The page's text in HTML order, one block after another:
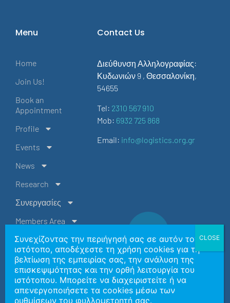
Menu
Home
Join Us!
Book an
Appointment
Profile
Events
News
Research
Συνεργασίες
Members Area
Contact Us
EL
Contact Us
Διεύθυνση Αλληλογραφίας:
Κυδωνιών 9 , Θεσσαλονίκη,
54655
Tel: 2310 567 910
Mob: 6932 725 868
Email: info@logistics.org.gr
Copyright 2026 | Ελληνική Εταιρεία Logistics Βορείου
Ελλάδος
Συνεχίζοντας την περιήγησή σας σε αυτόν τον
ιστότοπο, αποδέχεστε τη χρήση cookies για τη
βελτίωση της εμπειρίας σας, την ανάλυση της
επισκεψιμότητας και την ορθή λειτουργία του
ιστότοπου. Μπορείτε να διαχειριστείτε ή να
απενεργοποιήσετε τα cookies μέσω των
ρυθμίσεων του φυλλομετρητή σας.